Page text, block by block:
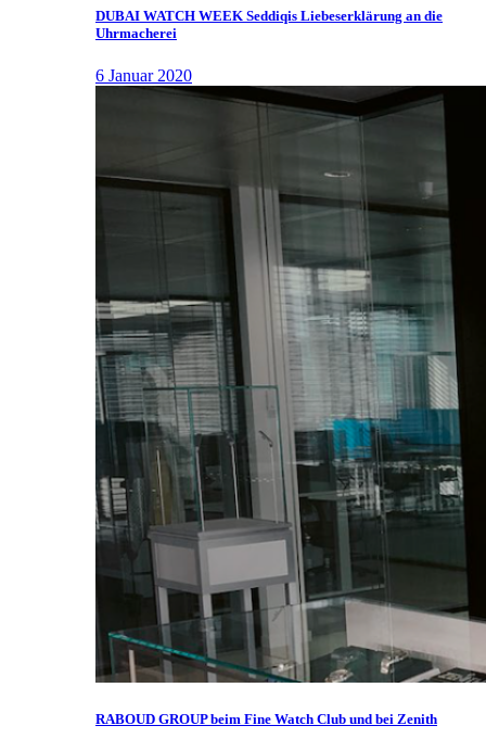
DUBAI WATCH WEEK Seddiqis Liebeserklärung an die
Uhrmacherei
6 Januar 2020
RABOUD GROUP beim Fine Watch Club und bei Zenith